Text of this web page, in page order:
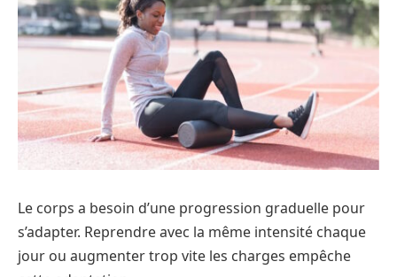
Le corps a besoin d’une progression graduelle pour
s’adapter. Reprendre avec la même intensité chaque
jour ou augmenter trop vite les charges empêche